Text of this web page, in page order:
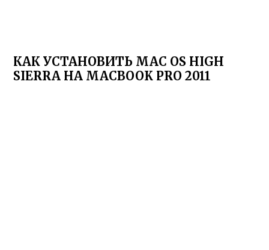
КАК УСТАНОВИТЬ MAC OS HIGH
SIERRA НА MACBOOK PRO 2011